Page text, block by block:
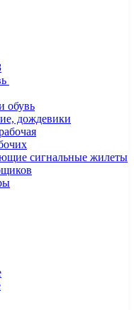
обувь
дождевики
сигнальные жилеты